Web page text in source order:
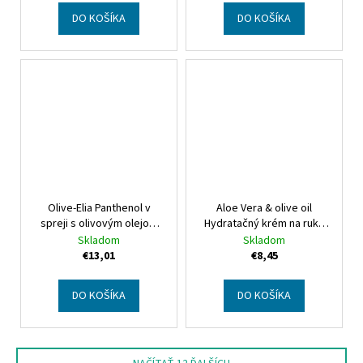
DO KOŠÍKA
friendly
DO KOŠÍKA
Olive-Elia Panthenol v
spreji s olivovým olejom
Olive-Elia Panthenol spray
Skladom
€13,01
DO KOŠÍKA
Aloe Vera & olive oil
Hydratačný krém na ruky
Aloe Vera & olive oil
Moisturising hand cream
Skladom
€8,45
DO KOŠÍKA